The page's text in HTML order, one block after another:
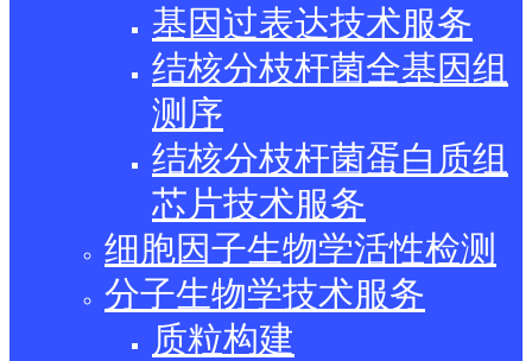
基因过表达技术服务
结核分枝杆菌全基因组
测序
结核分枝杆菌蛋白质组
芯片技术服务
细胞因子生物学活性检测
分子生物学技术服务
质粒构建